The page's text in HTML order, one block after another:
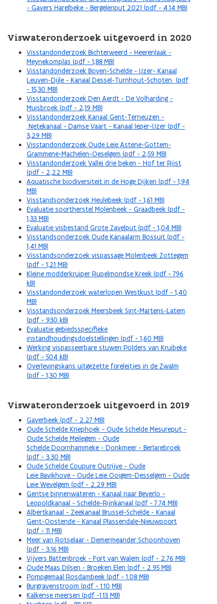
- Gavers Harelbeke - Bergelenput 2021 (pdf - 4.14 MB)
Viswateronderzoek uitgevoerd in 2020
Visstandonderzoek Bichterweerd - Heerenlaak -
Meynekomplas (pdf - 1,88 MB)
Visstandonderzoek Boven-Schelde - IJzer- Kanaal
Leuven-Dijle - Kanaal Dessel-Turnhout-Schoten (pdf
- 15,30 MB)
Visstandonderzoek Den Aerdt - De Volharding -
Muisbroek (pdf - 2,19 MB)
Visstandonderzoek Kanaal Gent-Terneuzen -
Netekanaal - Damse Vaart - Kanaal Ieper-IJzer (pdf -
3,29 MB)
Visstandonderzoek Oude Leie Astene-Gottem-
Grammene-Machelen-Oeselgem (pdf - 2,59 MB)
Visstandonderzoek Vallei drie beken - Hof ter Rijst
(pdf - 2,22 MB)
Aquatische biodiversiteit in de Hoge Dijken (pdf - 1,94
MB)
Visstandsonderzoek Heulebeek (pdf - 1,61 MB)
Evaluatie soortherstel Molenbeek - Graadbeek (pdf -
1,33 MB)
Evaluatie visbestand Grote Zavelput (pdf - 1,04 MB)
Visstandsonderzoek Oude Kanaalarm Bossuit (pdf -
1,41 MB)
Visstandsonderzoek vispassage Molenbeek Zottegem
(pdf - 1,21 MB)
Kleine modderkruiper Rupelmondse Kreek (pdf - 796
kB)
Visstandonderzoek waterlopen Westkust (pdf - 1,40
MB)
Visstandsonderzoek Meersbeek Sint-Martens-Latem
(pdf - 930 kB)
Evaluatie gebiedsspecifieke
instandhoudingsdoelstellingen (pdf - 1,60 MB)
Werking vispasseerbare stuwen Polders van Kruibeke
(pdf - 504 kB)
Overlevingskans uitgezette foreleitjes in de Zwalm
(pdf - 1,30 MB)
Viswateronderzoek uitgevoerd in 2019
Gaverbeek (pdf - 2.27 MB)
Oude Schelde Kriephoek - Oude Schelde Mesureput -
Oude Schelde Meilegem - Oude
Schelde Doornhammeke - Donkmeer - Berlarebroek
(pdf - 3.30 MB)
Oude Schelde Coupure Outrijve - Oude
Leie Bavikhove - Oude Leie Ooigem-Desselgem - Oude
Leie Wevelgem (pdf - 2.29 MB)
Gentse binnenwateren - Kanaal naar Beverlo -
Leopoldkanaal - Schelde-Rijnkanaal (pdf - 7.74 MB)
Albertkanaal - Zeekanaal Brussel-Schelde - Kanaal
Gent-Oostende - Kanaal Plassendale-Nieuwpoort
(pdf - 11 MB)
Meer van Rotselaar - Demermeander Schoonhoven
(pdf - 3.16 MB)
Vijvers Battenbroek - Fort van Walem (pdf - 2.76 MB)
Oude Maas Dilsen - Broeken Elen (pdf - 2.95 MB)
Pompgemaal Rosdambeek (pdf - 1.08 MB)
Burgravenstroom (pdf - 1.10 MB)
Kalkense meersen (pdf -1.13 MB)